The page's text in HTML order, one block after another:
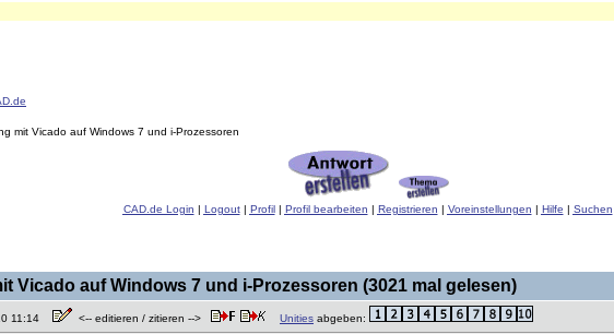
mit Vicado auf Windows 7 und i-Prozessoren
CAD.de Login | Logout| Profil| Profil bearbeiten | Registrieren | Voreinstellungen | Hilfe | Suchen
Vicado auf Windows 7 und i-Prozessoren (3021 mal gelesen)
11:14 <-- editieren / zitieren --> Unities abgeben: